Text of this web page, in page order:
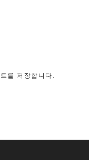
를 저장합니다.